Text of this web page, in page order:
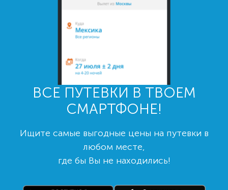
ВСЕ ПУТЕВКИ В ТВОЕМ
СМАРТФОНЕ!
Ищите самые выгодные цены на путевки в
любом месте,
где бы Вы не находились!